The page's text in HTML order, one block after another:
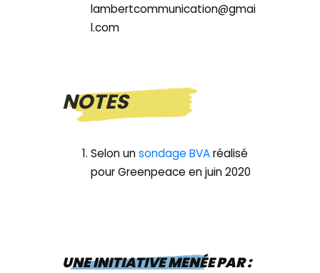
lambertcommunication@gmai
l.com
NOTES
Selon unsondage BVAréalisé
pour Greenpeace en juin 2020
UNE INITIATIVE MENÉE PAR :